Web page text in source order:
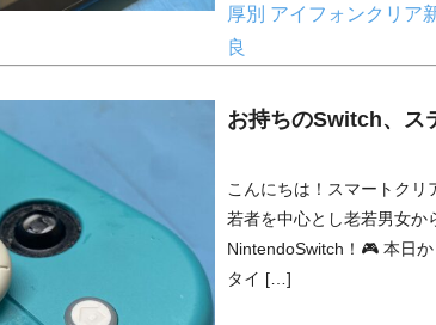
厚別 アイフォンクリア
良
お持ちのSwitch、ス
こんにちは！スマートク
若者を中心とし老若男女か
NintendoSwitch！🎮 本日
タイ […]